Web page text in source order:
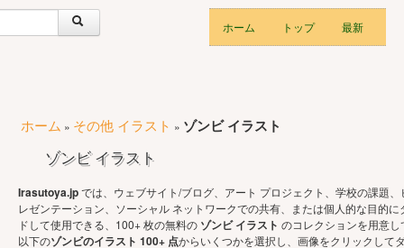
ホーム トップ 最新
ホーム » その他 イラスト » ゾンビ イラスト
ゾンビ イラスト
Irasutoya.jpでは、ウェブサイト/ブログ、アート プロジェクト、学校の課題、
レゼンテーション、ソーシャル ネットワークでの共有、または個人的な目的に
ドして使用できる、100+ 枚の無料の ゾンビ イラスト のコレクションを用意し
以下のゾンビのイラスト 100+ 点からいくつかを選択し、画像をクリックして